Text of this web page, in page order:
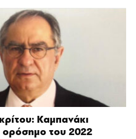
Kαμπανάκι
ορόσημο του 2022